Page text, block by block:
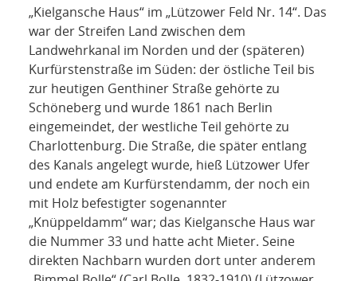
„Kielgansche Haus“ im „Lützower Feld Nr. 14“. Das
war der Streifen Land zwischen dem
Landwehrkanal im Norden und der (späteren)
Kurfürstenstraße im Süden: der östliche Teil bis
zur heutigen Genthiner Straße gehörte zu
Schöneberg und wurde 1861 nach Berlin
eingemeindet, der westliche Teil gehörte zu
Charlottenburg. Die Straße, die später entlang
des Kanals angelegt wurde, hieß Lützower Ufer
und endete am Kurfürstendamm, der noch ein
mit Holz befestigter sogenannter
„Knüppeldamm“ war; das Kielgansche Haus war
die Nummer 33 und hatte acht Mieter. Seine
direkten Nachbarn wurden dort unter anderem